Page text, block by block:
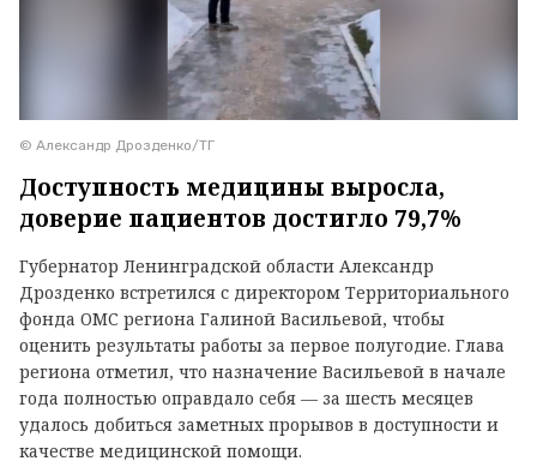
© Александр Дрозденко/ТГ
Доступность медицины выросла,
доверие пациентов достигло 79,7%
Губернатор Ленинградской области Александр
Дрозденко встретился с директором Территориального
фонда ОМС региона Галиной Васильевой, чтобы
оценить результаты работы за первое полугодие. Глава
региона отметил, что назначение Васильевой в начале
года полностью оправдало себя — за шесть месяцев
удалось добиться заметных прорывов в доступности и
качестве медицинской помощи.